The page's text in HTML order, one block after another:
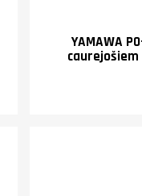
YAMAWA